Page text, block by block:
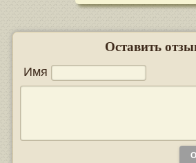
Оставить
Имя